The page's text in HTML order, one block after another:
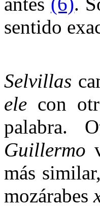
sentido
Selvillas
ele con
palabra.
Guillermo
más
mozárabes